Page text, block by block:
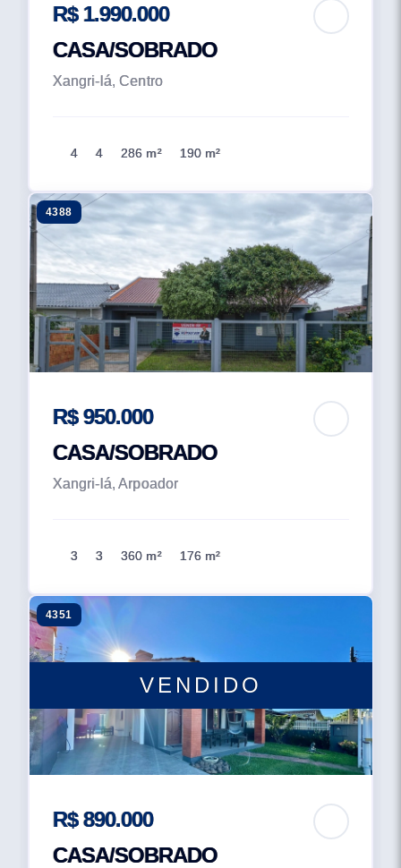
R$ 1.990.000
CASA/SOBRADO
Xangri-lá, Centro
4 4 286 m² 190 m²
4388
R$ 950.000
CASA/SOBRADO
Xangri-lá, Arpoador
3 3 360 m² 176 m²
VENDIDO
4351
R$ 890.000
CASA/SOBRADO